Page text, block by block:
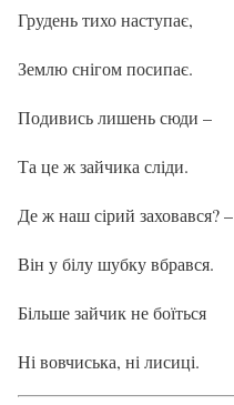
Грудень тихо наступає,
Землю снігом посипає.
Подивись лишень сюди –
Та це ж зайчика сліди.
Де ж наш сірий заховався? –
Він у білу шубку вбрався.
Більше зайчик не боїться
Ні вовчиська, ні лисиці.